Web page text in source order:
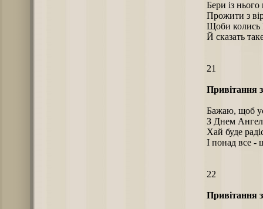
Бери із
Прожити з
Щоби колись
Й сказать
21
Привітання
Бажаю, щоб
З Днем
Хай буде
І понад все -
22
Привітання